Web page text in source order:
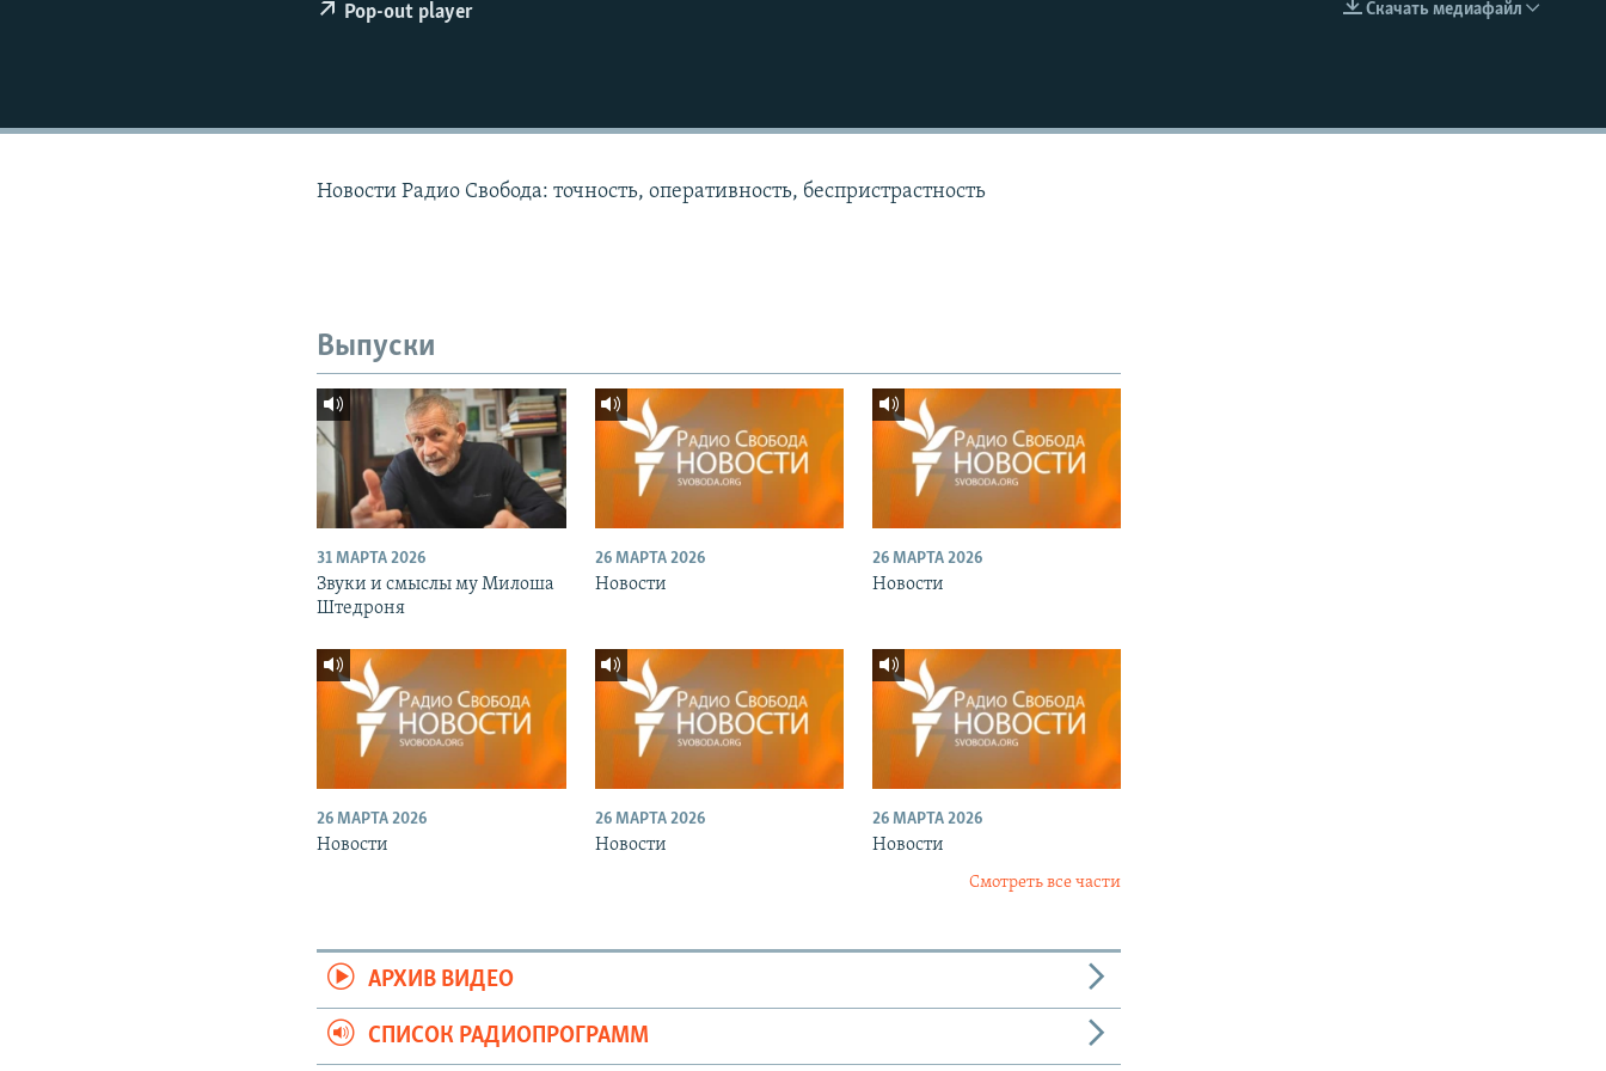
EMBED
Скачать медиафайл
Pop-out player
Новости Радио Свобода: точность, оперативность, беспристрастность
Выпуски
31 МАРТА 2026
Звуки и смыслы му Милоша
Штедроня
26 МАРТА 2026
Новости
26 МАРТА 2026
Новости
26 МАРТА 2026
Новости
26 МАРТА 2026
Новости
26 МАРТА 2026
Новости
Смотреть все части
АРХИВ ВИДЕО
СПИСОК РАДИОПРОГРАММ